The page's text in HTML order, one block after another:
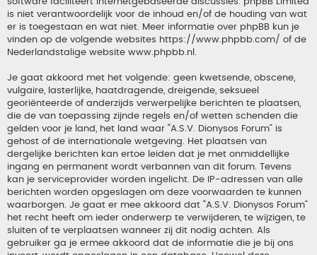
is niet verantwoordelijk voor de inhoud en/of de houding van wat
er is toegestaan en wat niet. Meer informatie over phpBB kun je
vinden op de volgende websites https://www.phpbb.com/ of de
Nederlandstalige website www.phpbb.nl
Je gaat akkoord met het volgende: geen kwetsende, obscene,
vulgaire, lasterlijke, haatdragende, dreigende, seksueel
georiënteerde of anderzijds verwerpelijke berichten te plaatsen,
die de van toepassing zijnde regels en/of wetten schenden die
gelden voor je land, het land waar “A.S.V. Dionysos Forum” is
gehost of de internationale wetgeving. Het plaatsen van
dergelijke berichten kan ertoe leiden dat je met onmiddellijke
ingang en permanent wordt verbannen van dit forum. Tevens
kan je serviceprovider worden ingelicht. De IP-adressen van alle
berichten worden opgeslagen om deze voorwaarden te kunnen
waarborgen. Je gaat er mee akkoord dat “A.S.V. Dionysos Forum”
het recht heeft om ieder onderwerp te verwijderen, te wijzigen, te
sluiten of te verplaatsen wanneer zij dit nodig achten. Als
gebruiker ga je ermee akkoord dat de informatie die je bij ons